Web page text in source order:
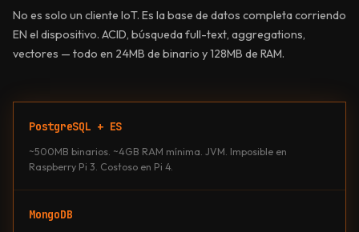
No es solo un cliente IoT. Es la base de datos completa corriendo
EN el dispositivo. ACID, búsqueda full-text, aggregations,
vectores — todo en 24MB de binario y 128MB de RAM.
PostgreSQL + ES
~500MB binarios. ~4GB RAM mínima. JVM. Imposible en
Raspberry Pi 3. Costoso en Pi 4.
MongoDB